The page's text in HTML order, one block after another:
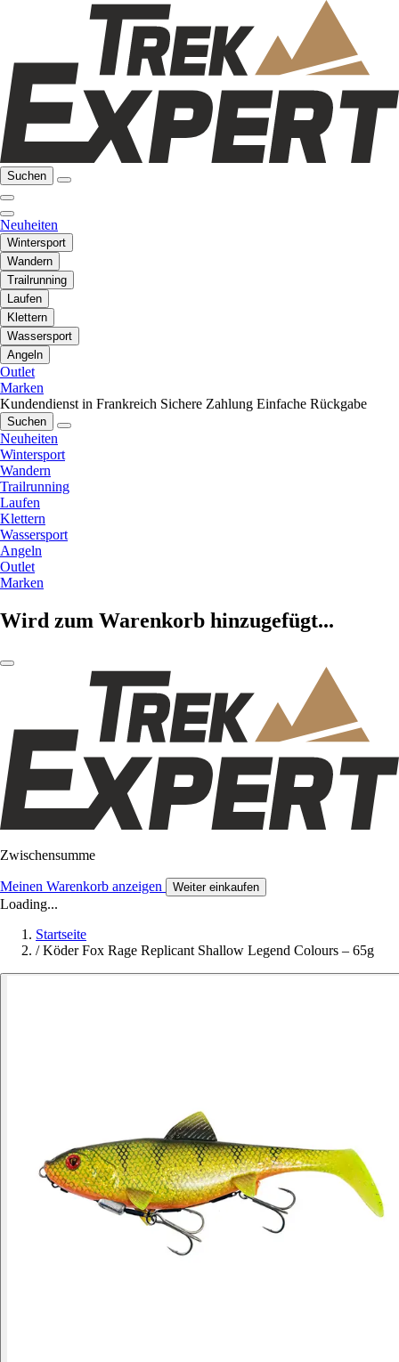
Suchen
Neuheiten
Wintersport
Wandern
Trailrunning
Laufen
Klettern
Wassersport
Angeln
Outlet
Marken
Kundendienst in Frankreich Sichere Zahlung Einfache Rückgabe
Suchen
Neuheiten
Wintersport
Wandern
Trailrunning
Laufen
Klettern
Wassersport
Angeln
Outlet
Marken
Wird zum Warenkorb hinzugefügt...
Zwischensumme
Meinen Warenkorb anzeigen Weiter einkaufen
Loading...
Startseite
/ Köder Fox Rage Replicant Shallow Legend Colours – 65g